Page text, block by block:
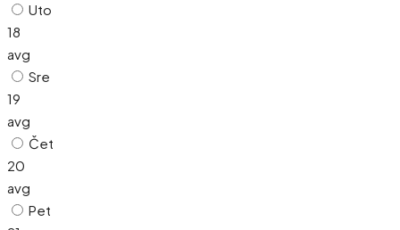
Uto
18
avg
Sre
19
avg
Čet
20
avg
Pet